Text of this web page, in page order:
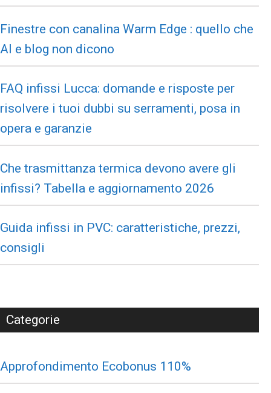
Finestre con canalina Warm Edge : quello che
AI e blog non dicono
FAQ infissi Lucca: domande e risposte per
risolvere i tuoi dubbi su serramenti, posa in
opera e garanzie
Che trasmittanza termica devono avere gli
infissi? Tabella e aggiornamento 2026
Guida infissi in PVC: caratteristiche, prezzi,
consigli
Categorie
Approfondimento Ecobonus 110%